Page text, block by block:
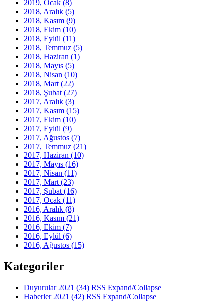
2019, Ocak (8)
2018, Aralık (5)
2018, Kasım (9)
2018, Ekim (10)
2018, Eylül (11)
2018, Temmuz (5)
2018, Haziran (1)
2018, Mayıs (5)
2018, Nisan (10)
2018, Mart (22)
2018, Şubat (27)
2017, Aralık (3)
2017, Kasım (15)
2017, Ekim (10)
2017, Eylül (9)
2017, Ağustos (7)
2017, Temmuz (21)
2017, Haziran (10)
2017, Mayıs (16)
2017, Nisan (11)
2017, Mart (23)
2017, Şubat (16)
2017, Ocak (11)
2016, Aralık (8)
2016, Kasım (21)
2016, Ekim (7)
2016, Eylül (6)
2016, Ağustos (15)
Kategoriler
Duyurular 2021 (34) RSS Expand/Collapse
Haberler 2021 (42) RSS Expand/Collapse